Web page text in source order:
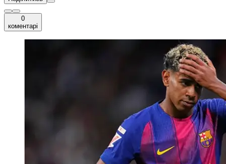
0
коментарі